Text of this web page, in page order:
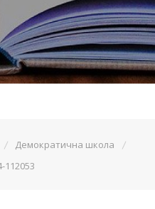
Демократична школа
112053